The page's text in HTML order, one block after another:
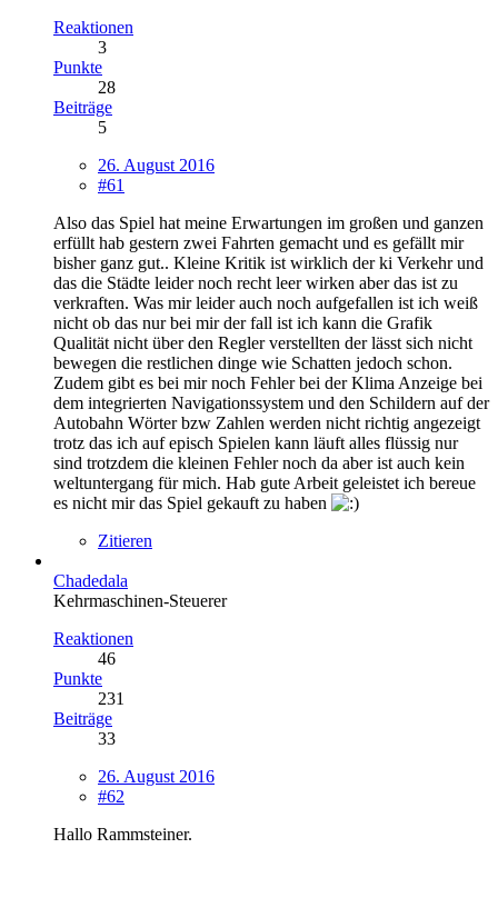
Reaktionen
3
Punkte
28
Beiträge
5
26. August 2016
#61
Also das Spiel hat meine Erwartungen im großen und ganzen
erfüllt hab gestern zwei Fahrten gemacht und es gefällt mir
bisher ganz gut.. Kleine Kritik ist wirklich der ki Verkehr und
das die Städte leider noch recht leer wirken aber das ist zu
verkraften. Was mir leider auch noch aufgefallen ist ich weiß
nicht ob das nur bei mir der fall ist ich kann die Grafik
Qualität nicht über den Regler verstellten der lässt sich nicht
bewegen die restlichen dinge wie Schatten jedoch schon.
Zudem gibt es bei mir noch Fehler bei der Klima Anzeige bei
dem integrierten Navigationssystem und den Schildern auf der
Autobahn Wörter bzw Zahlen werden nicht richtig angezeigt
trotz das ich auf episch Spielen kann läuft alles flüssig nur
sind trotzdem die kleinen Fehler noch da aber ist auch kein
weltuntergang für mich. Hab gute Arbeit geleistet ich bereue
es nicht mir das Spiel gekauft zu haben
Zitieren
Chadedala
Kehrmaschinen-Steuerer
Reaktionen
46
Punkte
231
Beiträge
33
26. August 2016
#62
Hallo Rammsteiner.